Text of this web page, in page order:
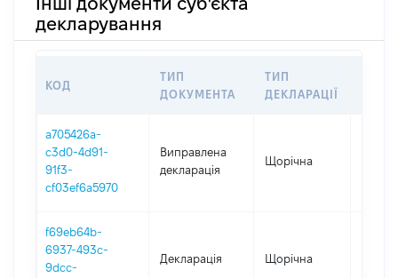
декларування
КОД
ТИП
ДОКУМЕНТА
ТИП
ДЕКЛАРАЦІЇ
a705426a-
c3d0-4d91-
91f3-
cf03ef6a5970
Виправлена
декларація
Щорічна
f69eb64b-
6937-493c-
9dcc-
Декларація Щорічна